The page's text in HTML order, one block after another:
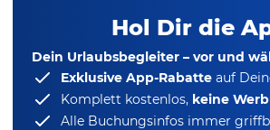
Hol Dir die
Dein Urlaubsbegleiter – vor und
Exklusive App-Rabatte auf
Komplett kostenlos, keine
Alle Buchungsinfos immer